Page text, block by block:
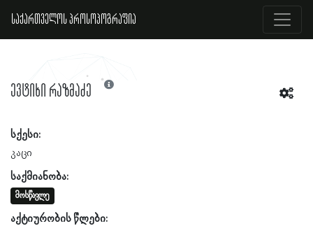
საქართველოს პროსოპოგრაფია
ევტიხი რაზმაძე
სქესი:
კაცი
საქმიანობა:
მოსწავლე
აქტიურობის წლები: